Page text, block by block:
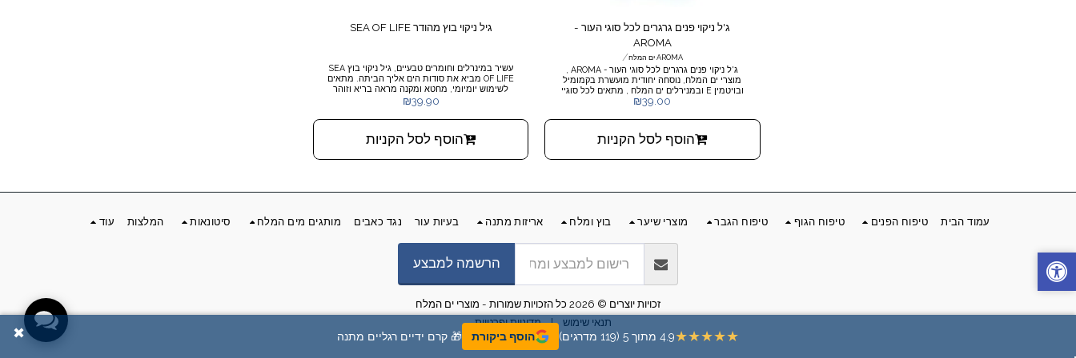
✖ ★★★★★4.9 מתוך 5 (119 מדרגים) הוסף ביקורת 🎁 קרם ידיים רגליים מתנה
ג'ל ניקוי פנים גרגרים לכל סוגי העור -
AROMA
AROMA ים המלח /
ג'ל ניקוי פנים גרגרים לכל סוגי העור - AROMA ,
מוצרי ים המלח, נוסחה יחודית מועשרת בקמומיל
ובויטמין E ובמנירלים ים המלח , מתאים לכל סוגיי
העור.₪39.00
הוסף לסל הקניות
גיל ניקוי בוץ מהודר SEA OF LIFE
עשיר במינרלים וחומרים טבעיים, גיל ניקוי בוץ SEA
OF LIFE מביא את סודות הים אליך הביתה. מתאים
לשימוש יומיומי, מחטא ומקנה מראה בריא וזוהר
לעור.₪39.90
הוסף לסל הקניות
עמוד הבית טיפוח הפנים טיפוח הגוף טיפוח הגבר מוצרי שיער בוץ ומלח אריזות מתנה בעיות עור נגד כאבים מותגים מים המלח סיטונאות המלצות עוד
הרשמה למבצע
זכויות יוצרים © 2026 כל הזכויות שמורות -
מוצרי ים המלח
תנאי שימוש |מדיניות ופרטיות